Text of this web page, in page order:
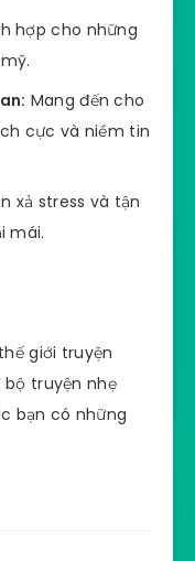
hợp cho những
Mang đến cho
cực và niềm tin
xả stress và tận
mái.
giới truyện
truyện nhẹ
bạn có những